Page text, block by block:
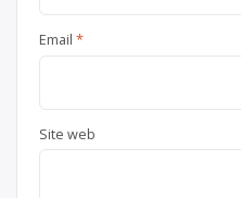
Email *
Site web